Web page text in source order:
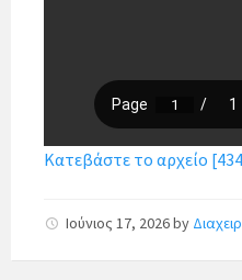
Κατεβάστε το αρχείο
Ιούνιος 17, 2026by